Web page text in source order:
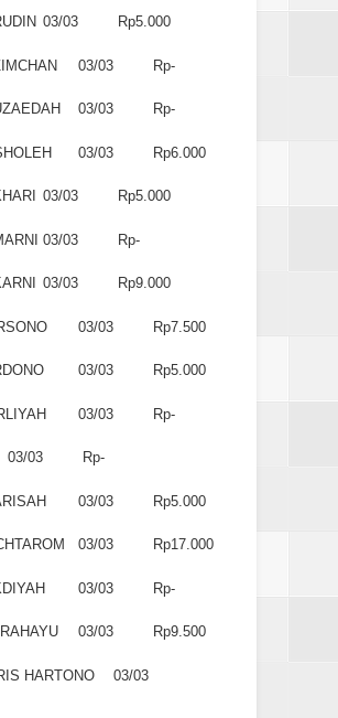
03/03 Rp5.000
03/03 Rp-
03/03 Rp-
03/03 Rp6.000
03/03 Rp5.000
03/03 Rp-
03/03 Rp9.000
03/03 Rp7.500
03/03 Rp5.000
03/03 Rp-
03/03 Rp-
03/03 Rp5.000
03/03 Rp17.000
03/03 Rp-
03/03 Rp9.500
HARTONO
03/03